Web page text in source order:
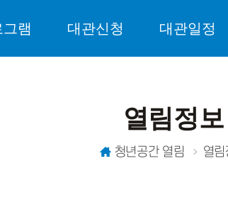
그램 대관신청 대관일정
열림정보
청년공간 열림 열림